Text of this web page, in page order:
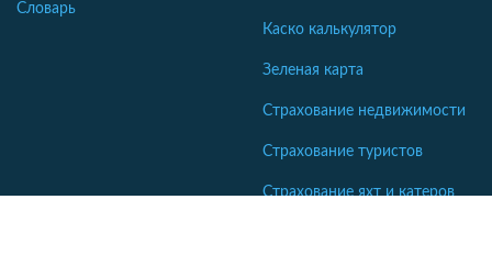
Словарь
Каско калькулятор
Зеленая карта
Страхование недвижимости
Страхование туристов
Страхование яхт и катеров